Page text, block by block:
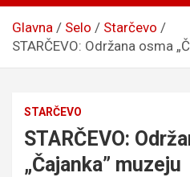
Glavna Selo
Starčevo
STARČEVO: Održana osma
STARČEVO
STARČEVO:
„Čajanka” muzeju